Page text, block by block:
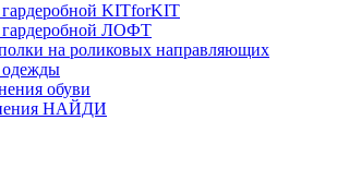
KITforKIT
ЛОФТ
на роликовых направляющих
обуви
НАЙДИ